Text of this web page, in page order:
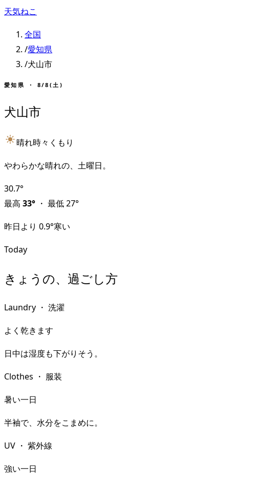
天気ねこ
全国
/愛知県
/犬山市
愛知県 ・ 8/8(土)
犬山市
晴れ時々くもり
やわらかな晴れの、土曜日。
30.7°
最高 33° ・ 最低27°
昨日より 0.9°寒い
Today
きょうの、過ごし方
Laundry ・ 洗濯
よく乾きます
日中は湿度も下がりそう。
Clothes ・ 服装
暑い一日
半袖で、水分をこまめに。
UV ・ 紫外線
強い一日